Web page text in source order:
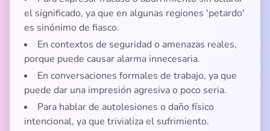
el significado, ya que en algunas regiones 'petardo'
es sinónimo de fiasco.
En contextos de seguridad o amenazas reales,
porque puede causar alarma innecesaria.
En conversaciones formales de trabajo, ya que
puede dar una impresión agresiva o poco seria.
Para hablar de autolesiones o daño físico
intencional, ya que trivializa el sufrimiento.